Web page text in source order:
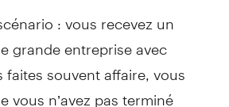
: vous recevez un
grande entreprise avec
faites souvent affaire, vous
vous n’avez pas terminé